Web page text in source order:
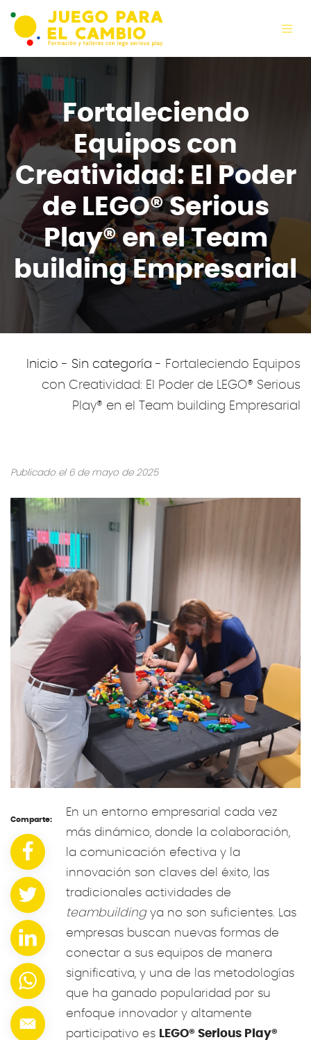
Fortaleciendo
Equipos con
Creatividad: El Poder
de LEGO® Serious
Play® en el Team
building Empresarial
Inicio - Sin categoría - Fortaleciendo Equipos
con Creatividad: El Poder de LEGO® Serious
Play® en el Team building Empresarial
Publicado el 6 de mayo de 2025
Comparte:
En un entorno empresarial cada vez
más dinámico, donde la colaboración,
la comunicación efectiva y la
innovación son claves del éxito, las
tradicionales actividades de
teambuildingya no son suficientes. Las
empresas buscan nuevas formas de
conectar a sus equipos de manera
significativa, y una de las metodologías
que ha ganado popularidad por su
enfoque innovador y altamente
participativo es LEGO® Serious Play®